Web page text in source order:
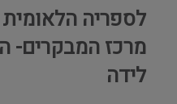
לספריה
מרכז המבקרים-
לידה